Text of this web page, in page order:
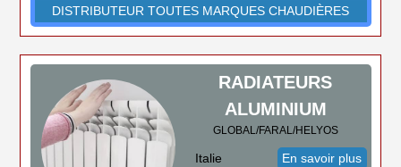
DISTRIBUTEUR TOUTES MARQUES CHAUDIÈRES
RADIATEURS
ALUMINIUM
GLOBAL/FARAL/HELYOS
Italie En savoir plus